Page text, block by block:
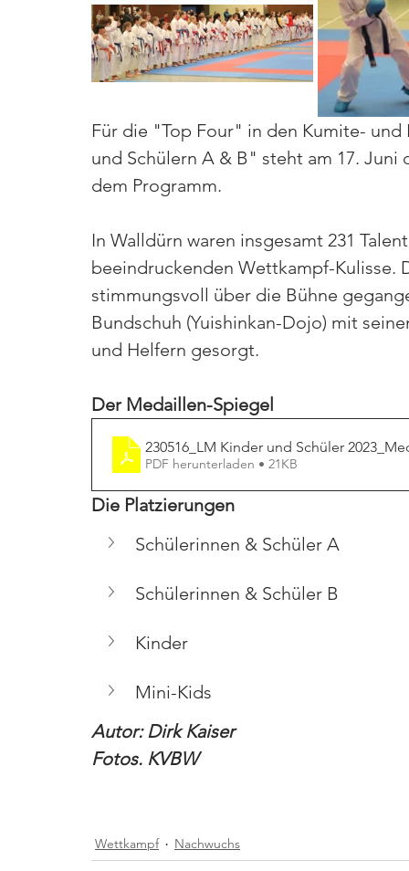
Für die "Top Four" in den Kumite-
und Schülern A & B" steht am 17.
dem Programm.
In Walldürn waren insgesamt 231
beeindruckenden Wettkampf-Kulisse.
stimmungsvoll über die Bühne
Bundschuh (Yuishinkan-Dojo) mit
und Helfern gesorgt.
Der Medaillen-Spiegel
230516_LM Kinder und Schüler
PDF herunterladen • 21KB
Die Platzierungen
Schülerinnen & Schüler A
Schülerinnen & Schüler B
Kinder
Mini-Kids
Autor: Dirk Kaiser
Fotos. KVBW
Wettkampf Nachwuchs